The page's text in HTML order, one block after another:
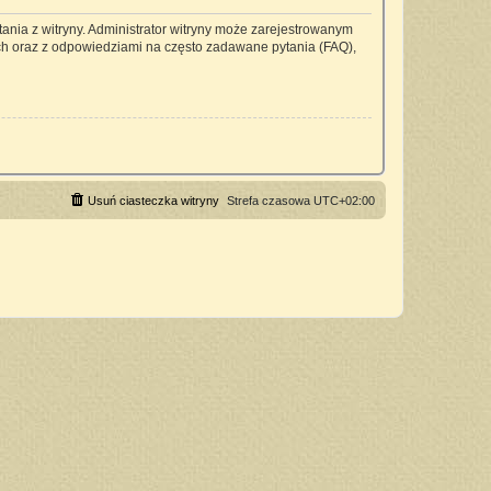
z witryny. Administrator witryny może zarejestrowanym
z odpowiedziami na często zadawane pytania (FAQ),
Strefa czasowa UTC+02:00
Usuń ciasteczka witryny